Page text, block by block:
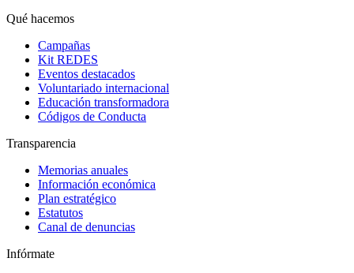
Qué hacemos
Campañas
Kit REDES
Eventos destacados
Voluntariado internacional
Educación transformadora
Códigos de Conducta
Transparencia
Memorias anuales
Información económica
Plan estratégico
Estatutos
Canal de denuncias
Infórmate